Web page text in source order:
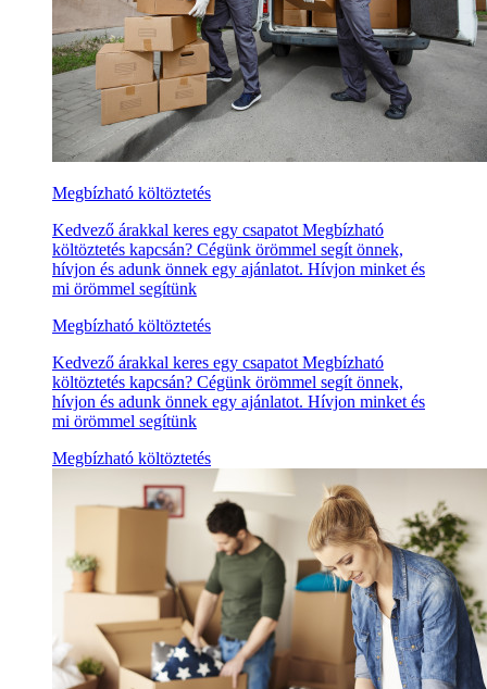
Megbízható költöztetés
Kedvező árakkal keres egy csapatot Megbízható
költöztetés kapcsán? Cégünk örömmel segít önnek,
hívjon és adunk önnek egy ajánlatot. Hívjon minket és
mi örömmel segítünk
Megbízható költöztetés
Kedvező árakkal keres egy csapatot Megbízható
költöztetés kapcsán? Cégünk örömmel segít önnek,
hívjon és adunk önnek egy ajánlatot. Hívjon minket és
mi örömmel segítünk
Megbízható költöztetés